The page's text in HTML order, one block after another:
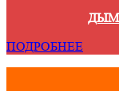
ПОДРОБНЕЕ